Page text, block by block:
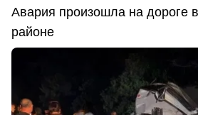
Авария произошла на дороге
районе